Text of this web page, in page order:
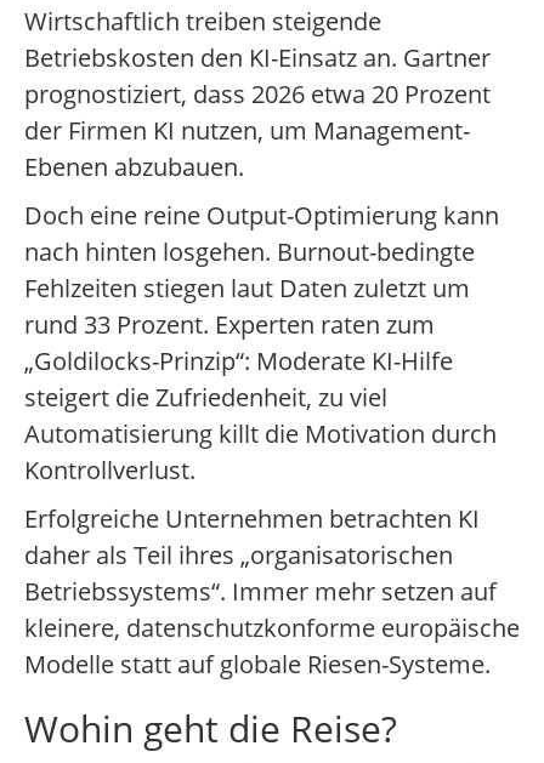
Wirtschaftlich treiben steigende
Betriebskosten den KI-Einsatz an. Gartner
prognostiziert, dass 2026 etwa 20 Prozent
der Firmen KI nutzen, um Management-
Ebenen abzubauen.
Doch eine reine Output-Optimierung kann
nach hinten losgehen. Burnout-bedingte
Fehlzeiten stiegen laut Daten zuletzt um
rund 33 Prozent. Experten raten zum
„Goldilocks-Prinzip“: Moderate KI-Hilfe
steigert die Zufriedenheit, zu viel
Automatisierung killt die Motivation durch
Kontrollverlust.
Erfolgreiche Unternehmen betrachten KI
daher als Teil ihres „organisatorischen
Betriebssystems“. Immer mehr setzen auf
kleinere, datenschutzkonforme europäische
Modelle statt auf globale Riesen-Systeme.
Wohin geht die Reise?